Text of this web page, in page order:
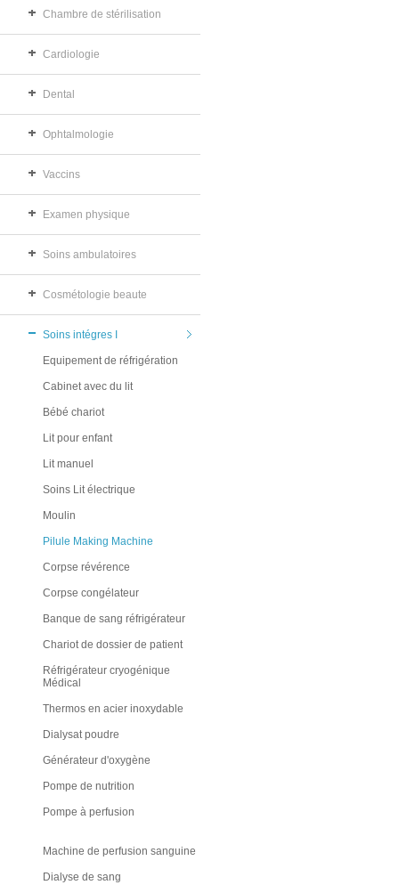
Chambre de stérilisation
Cardiologie
Dental
Ophtalmologie
Vaccins
Examen physique
Soins ambulatoires
Cosmétologie beaute
Soins intégres I
Equipement de réfrigération
Cabinet avec du lit
Bébé chariot
Lit pour enfant
Lit manuel
Soins Lit électrique
Moulin
Pilule Making Machine
Corpse révérence
Corpse congélateur
Banque de sang réfrigérateur
Chariot de dossier de patient
Réfrigérateur cryogénique
Médical
Thermos en acier inoxydable
Dialysat poudre
Générateur d'oxygène
Pompe de nutrition
Pompe à perfusion
Machine de perfusion sanguine
Dialyse de sang